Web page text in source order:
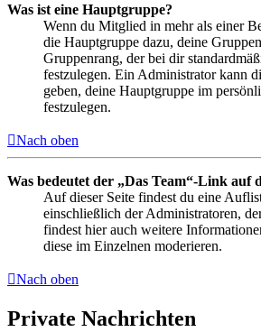
Was ist eine Hauptgruppe?
Wenn du Mitglied in mehr als einer
die Hauptgruppe dazu, deine
Gruppenrang, der bei dir
festzulegen. Ein Administrator kann
geben, deine Hauptgruppe im
festzulegen.
Nach oben
Was bedeutet der „Das Team“-Link auf
Auf dieser Seite findest du eine
einschließlich der Administratoren,
findest hier auch weitere
diese im Einzelnen moderieren.
Nach oben
Private Nachrichten